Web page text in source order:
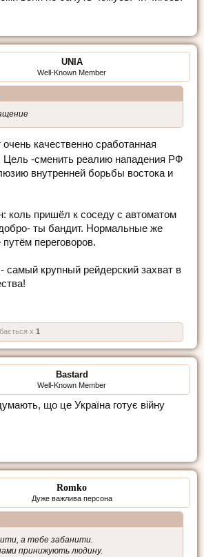
UNIA
Well-Known Member
качественно сработанная
Цель -сменить реалию нападения РФ
внутренней борьбы востока и
коль пришёл к соседу с автоматом
ты бандит. Нормальные же
переговоров.
самый крупный рейдерский захват в
x 1
Bastard
Well-Known Member
що це Україна готує війну
Romko
Дуже важлива персона
а тебе забанити.
принижують людину.